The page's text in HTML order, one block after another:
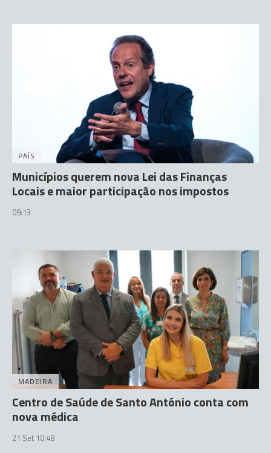
PAÍS
Municípios querem nova Lei das Finanças
Locais e maior participação nos impostos
09:13
MADEIRA
Centro de Saúde de Santo António conta com
nova médica
21 Set 10:48